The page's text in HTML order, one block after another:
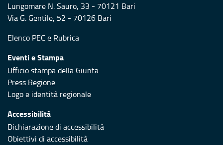
Lungomare N. Sauro, 33 - 70121 Bari
Via G. Gentile, 52 - 70126 Bari
Elenco PEC e Rubrica
Eventi e Stampa
Ufficio stampa della Giunta
Press Regione
Logo e identità regionale
Accessibilità
Dichiarazione di accessibilità
Obiettivi di accessibilità